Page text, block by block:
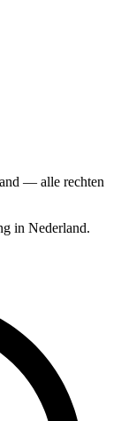
— alle rechten
in Nederland.